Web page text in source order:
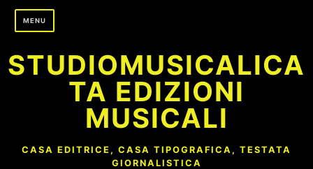
Skip
MENU
STUDIOMUSICALICA
TA EDIZIONI
MUSICALI
CASA EDITRICE, CASA TIPOGRAFICA, TESTATA
GIORNALISTICA